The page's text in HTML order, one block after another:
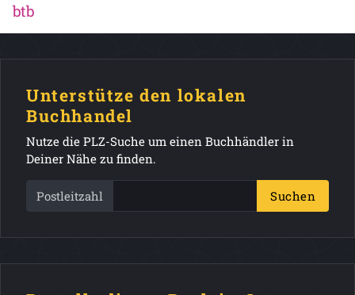
btb
Unterstütze den lokalen
Buchhandel
Nutze die PLZ-Suche um einen Buchhändler in
Deiner Nähe zu finden.
Postleitzahl Suchen